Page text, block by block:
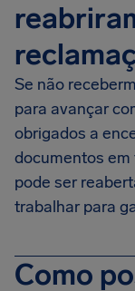
Se não
para avançar
obrigados a
documentos em
pode ser
trabalhar para
Como